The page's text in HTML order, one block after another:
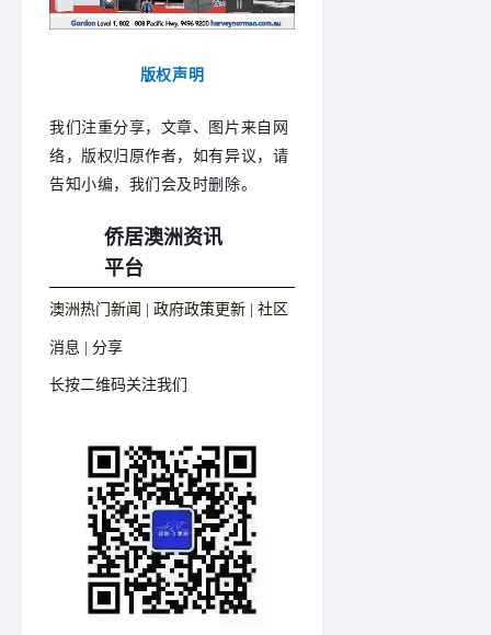
版权声明
我们注重分享，文章、图片来自网
络，版权归原作者，如有异议，请
告知小编，我们会及时删除。
侨居澳洲资讯
平台
澳洲热门新闻 | 政府政策更新 | 社区
消息 | 分享
长按二维码关注我们